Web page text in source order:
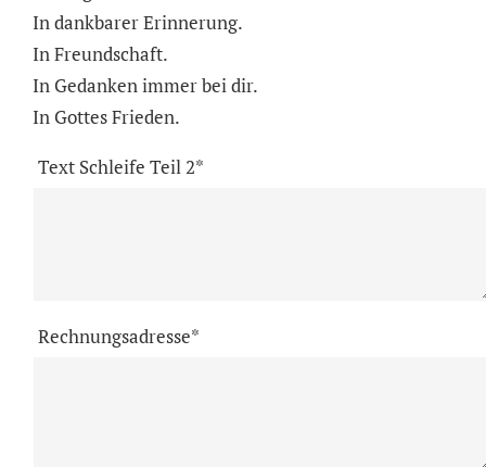
In dankbarer Erinnerung.
In Freundschaft.
In Gedanken immer bei dir.
In Gottes Frieden.
Text Schleife Teil 2*
Rechnungsadresse*